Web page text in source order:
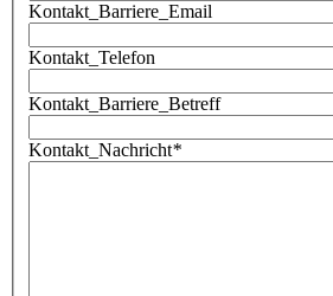
Kontakt_Barriere_Email
Kontakt_Telefon
Kontakt_Barriere_Betreff
Kontakt_Nachricht*